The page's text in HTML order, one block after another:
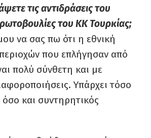
τις αντιδράσεις του
του ΚΚ Τουρκίας;
να σας πω ότι η εθνική
που επλήγησαν από
πολύ σύνθετη και με
Υπάρχει τόσο
και συντηρητικός